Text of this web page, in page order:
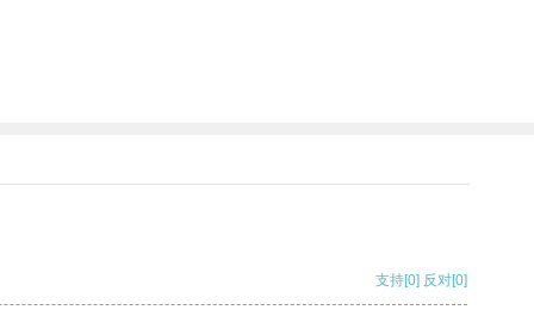
支持[0] 反对[0]